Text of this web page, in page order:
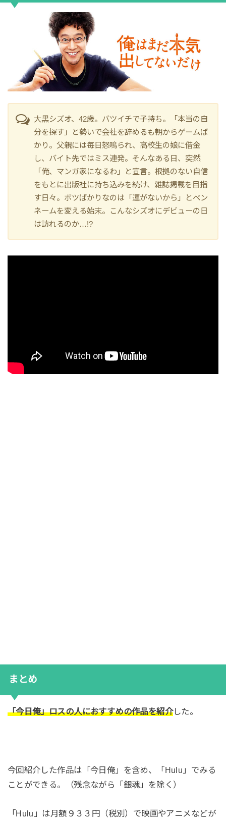
大黒シズオ、42歳。バツイチで子持ち。「本当の自
分を探す」と勢いで会社を辞めるも朝からゲームば
かり。父親には毎日怒鳴られ、高校生の娘に借金
し、バイト先ではミス連発。そんなある日、突然
「俺、マンガ家になるわ」と宣言。根拠のない自信
をもとに出版社に持ち込みを続け、雑誌掲載を目指
す日々。ボツばかりなのは「運がないから」とペン
ネームを変える始末。こんなシズオにデビューの日
は訪れるのか…!?
まとめ
「今日俺」ロスの人におすすめの作品を紹介した。
今回紹介した作品は「今日俺」を含め、「Hulu」でみる
ことができる。（残念ながら「銀魂」を除く）
「Hulu」は月額９３３円（税別）で映画やアニメなどが